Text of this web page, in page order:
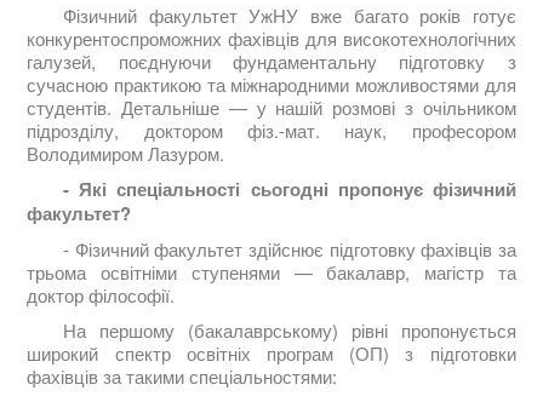
Фізичний факультет УжНУ вже багато років готує
конкурентоспроможних фахівців для високотехнологічних
галузей, поєднуючи фундаментальну підготовку з
сучасною практикою та міжнародними можливостями для
студентів. Детальніше — у нашій розмові з очільником
підрозділу, доктором фіз.-мат. наук, професором
Володимиром Лазуром.
- Які спеціальності сьогодні пропонує фізичний
факультет?
- Фізичний факультет здійснює підготовку фахівців за
трьома освітніми ступенями — бакалавр, магістр та
доктор філософії.
На першому (бакалаврському) рівні пропонується
широкий спектр освітніх програм (ОП) з підготовки
фахівців за такими спеціальностями: